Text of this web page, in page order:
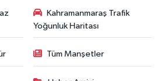
Kahramanmaraş Trafik
Yoğunluk Haritası
Tüm Manşetler